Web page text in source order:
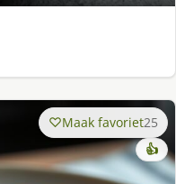
Maak favoriet25
👍